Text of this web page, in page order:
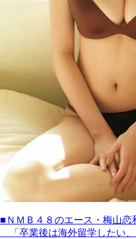
■ＮＭＢ４８のエース・梅山恋
「卒業後は海外留学したい